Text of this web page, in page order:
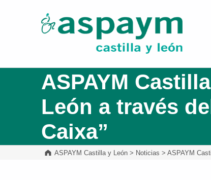
ASPAYM Castilla y León
ASPAYM
León a través
Caixa”
ASPAYM Castilla y León > Noticias >ASPAYM